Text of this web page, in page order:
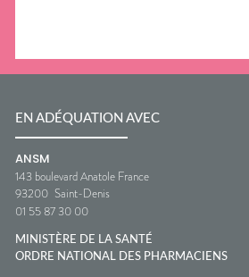
EN ADÉQUATION AVEC
ANSM
143 boulevard Anatole France
93200 Saint-Denis
01 55 87 30 00
MINISTÈRE DE LA SANTÉ
ORDRE NATIONAL DES PHARMACIENS